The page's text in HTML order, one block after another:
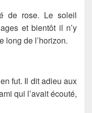
de rose. Le soleil
et bientôt il n’y
long de l’horizon.
fut. Il dit adieu aux
qui l’avait écouté,